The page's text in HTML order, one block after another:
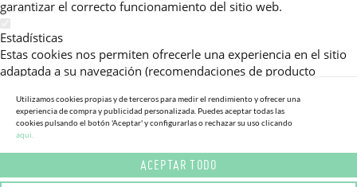
garantizar el correcto funcionamiento del sitio web.
Estadísticas
Estas cookies nos permiten ofrecerle una experiencia en el sitio
adaptada a su navegación (recomendaciones de producto
consultadas, etc).Al activar esta cookie, nos ayuda a mejorar aún
más su experiencia.
Publicitarias
Estas cookies permiten a nuestros socios publicitarios enviarle
Utilizamos cookies propias y de terceros para medir el rendimiento y ofrecer una
experiencia de compra y publicidad personalizada. Puedes aceptar todas las
cookies pulsando el botón 'Aceptar' y configurarlas o rechazar su uso clicando
aqui.
ACEPTAR TODO